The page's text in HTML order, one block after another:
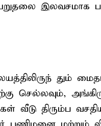
இலவசமாக
தும்
செல்லவும்,
வீடு திரும்ப